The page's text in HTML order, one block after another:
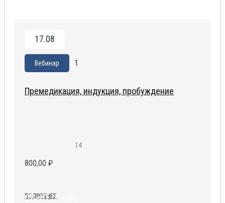
17.08
Вебинар 1
14
Премедикация, индукция, пробуждение
800,00 ₽
ПОДРОБНЕЕ
ОРиИТ онлайн